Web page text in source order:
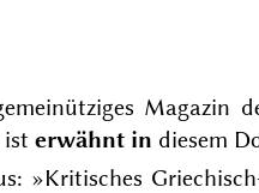
Magazin
ist erwähnt in diesem
»Kritisches